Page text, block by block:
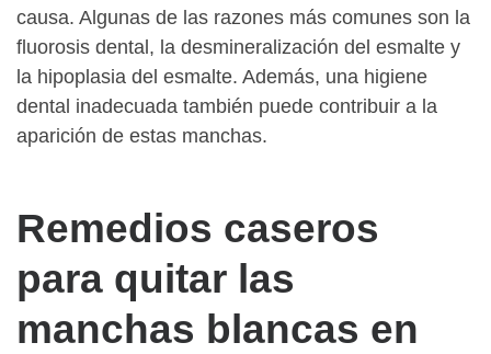
causa. Algunas de las razones más comunes son la
fluorosis dental, la desmineralización del esmalte y
la hipoplasia del esmalte. Además, una higiene
dental inadecuada también puede contribuir a la
aparición de estas manchas.
Remedios caseros
para quitar las
manchas blancas en